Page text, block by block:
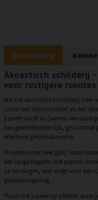
Beschrijving
Akoestisch schilderij
voor rustigere
Met het akoestische schilderij View
zowel een stijlvol motief als een
paneel wordt in Zweden
een grenenhouten lijst, gevuld met
effectieve geluidsabsorptie.
In ruimtes met veel glas, harde
een lange nagalm. Het paneel
op te vangen, wat zorgt voor een
geluidsomgeving.
Plaats het paneel op plekken waar